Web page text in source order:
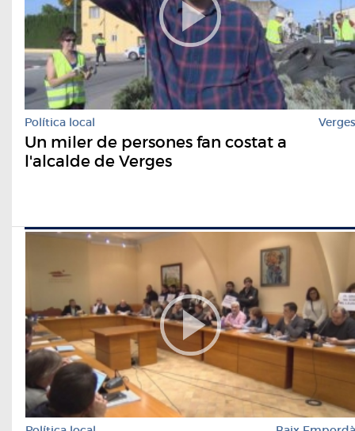
Política local Verges
Un miler de persones fan costat a
l'alcalde de Verges